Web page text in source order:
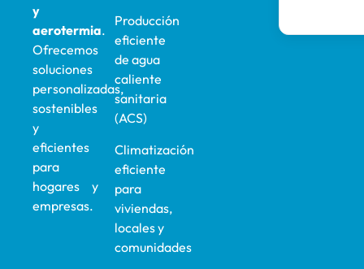
y
aerotermia.
Ofrecemos
soluciones
personalizadas,
sostenibles
y
eficientes
para
hogares y
empresas.
Producción
eficiente
de agua
caliente
sanitaria
(ACS)
Climatización
eficiente
para
viviendas,
locales y
comunidades